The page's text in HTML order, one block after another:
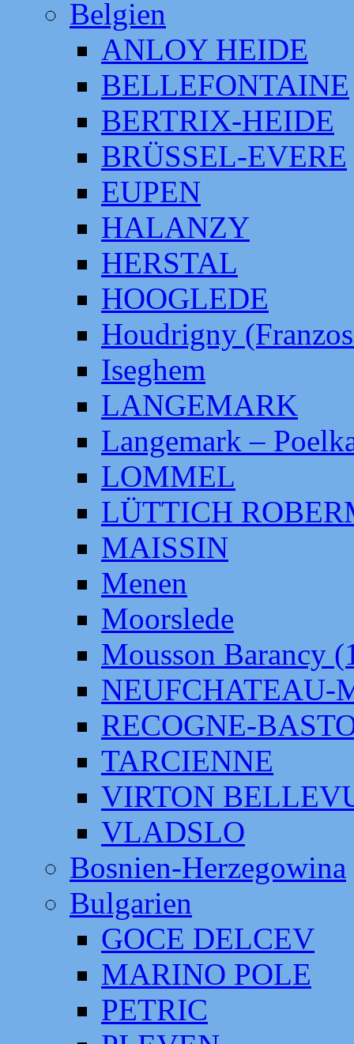
Belgien
ANLOY HEIDE
BELLEFONTAINE
BERTRIX-HEIDE
BRÜSSEL-EVERE
EUPEN
HALANZY
HERSTAL
HOOGLEDE
Houdrigny
Iseghem
LANGEMARK
Langemark –
LOMMEL
LÜTTICH
MAISSIN
Menen
Moorslede
Mousson Barancy
NEUFCHATEAU-
RECOGNE-
TARCIENNE
VIRTON
VLADSLO
Bosnien-Herzegowina
Bulgarien
GOCE DELCEV
MARINO POLE
PETRIC